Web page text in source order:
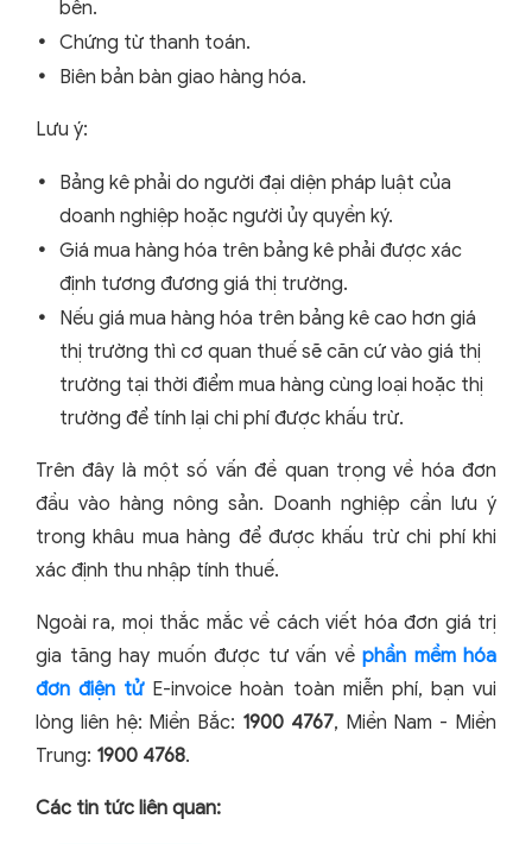
bên.
Chứng từ thanh toán.
Biên bản bàn giao hàng hóa.
Lưu ý:
Bảng kê phải do người đại diện pháp luật của
doanh nghiệp hoặc người ủy quyền ký.
Giá mua hàng hóa trên bảng kê phải được xác
định tương đương giá thị trường.
Nếu giá mua hàng hóa trên bảng kê cao hơn giá
thị trường thì cơ quan thuế sẽ căn cứ vào giá thị
trường tại thời điểm mua hàng cùng loại hoặc thị
trường để tính lại chi phí được khấu trừ.
Trên đây là một số vấn đề quan trọng về hóa đơn
đầu vào hàng nông sản. Doanh nghiệp cần lưu ý
trong khâu mua hàng để được khấu trừ chi phí khi
xác định thu nhập tính thuế.
Ngoài ra, mọi thắc mắc về cách viết hóa đơn giá trị
gia tăng hay muốn được tư vấn về phần mềm hóa
đơn điện tửE-invoice hoàn toàn miễn phí, bạn vui
lòng liên hệ: Miền Bắc: 1900 4767, Miền Nam - Miền
Trung: 1900 4768.
Các tin tức liên quan: